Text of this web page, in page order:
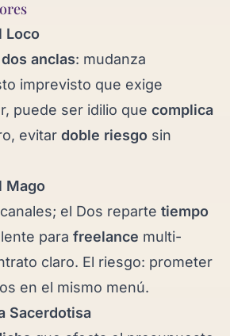
Loco
dos anclas: mudanza
imprevisto que exige
puede ser idilio que complica
evitar doble riesgo sin
Mago
canales; el Dos reparte tiempo
para freelance multi-
claro. El riesgo: prometer
en el mismo menú.
Sacerdotisa